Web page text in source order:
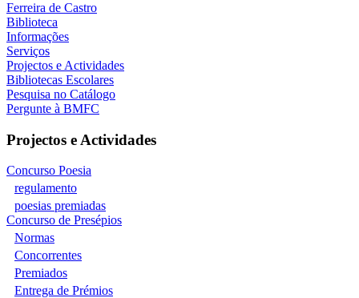
Ferreira de Castro
Biblioteca
Informações
Serviços
Projectos e Actividades
Bibliotecas Escolares
Pesquisa no Catálogo
Pergunte à BMFC
Projectos e Actividades
Concurso Poesia
regulamento
poesias premiadas
Concurso de Presépios
Normas
Concorrentes
Premiados
Entrega de Prémios